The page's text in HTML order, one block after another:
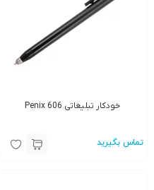
خودکار تبلیغاتی Penix 606
تماس بگیرید